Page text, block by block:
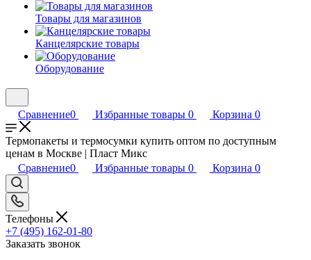
Товары для магазинов
Канцелярские товары
Оборудование
Сравнение0 Избранные товары 0 Корзина 0
Термопакеты и термосумки купить оптом по доступным
ценам в Москве | Пласт Микс
Сравнение0 Избранные товары 0 Корзина 0
Телефоны
+7 (495) 162-01-80
Заказать звонок